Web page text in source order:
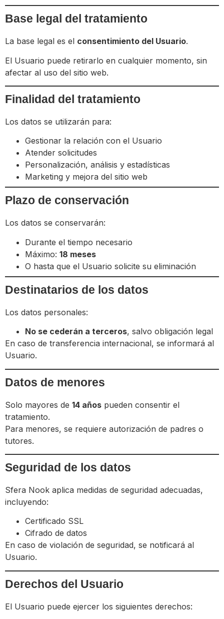
Base legal del tratamiento
La base legal es el consentimiento del Usuario.
El Usuario puede retirarlo en cualquier momento, sin
afectar al uso del sitio web.
Finalidad del tratamiento
Los datos se utilizarán para:
Gestionar la relación con el Usuario
Atender solicitudes
Personalización, análisis y estadísticas
Marketing y mejora del sitio web
Plazo de conservación
Los datos se conservarán:
Durante el tiempo necesario
Máximo: 18 meses
O hasta que el Usuario solicite su eliminación
Destinatarios de los datos
Los datos personales:
No se cederán a terceros, salvo obligación legal
En caso de transferencia internacional, se informará al
Usuario.
Datos de menores
Solo mayores de 14 años pueden consentir el
tratamiento.
Para menores, se requiere autorización de padres o
tutores.
Seguridad de los datos
Sfera Nook aplica medidas de seguridad adecuadas,
incluyendo:
Certificado SSL
Cifrado de datos
En caso de violación de seguridad, se notificará al
Usuario.
Derechos del Usuario
El Usuario puede ejercer los siguientes derechos: